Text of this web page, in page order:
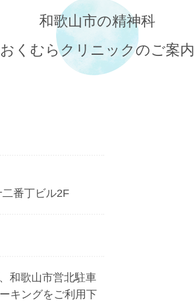
和歌山市の精神科
おくむらクリニックのご案内
番丁ビル2F
和歌山市営北駐車
キングをご利用下